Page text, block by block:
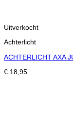
Uitverkocht
Achterlicht
ACHTERLICHT AXA
€ 18,95